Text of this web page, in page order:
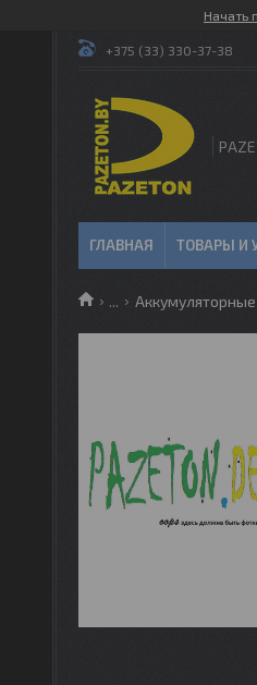
Начать
+375 (33) 330-37-38
ГЛАВНАЯ ТОВАРЫ И
...